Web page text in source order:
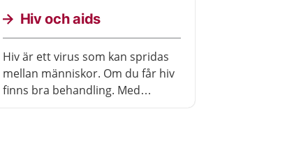
Hiv och aids
Hiv är ett virus som kan spridas
mellan människor. Om du får hiv
finns bra behandling. Med